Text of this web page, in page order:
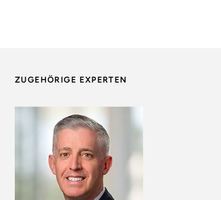
ZUGEHÖRIGE EXPERTEN